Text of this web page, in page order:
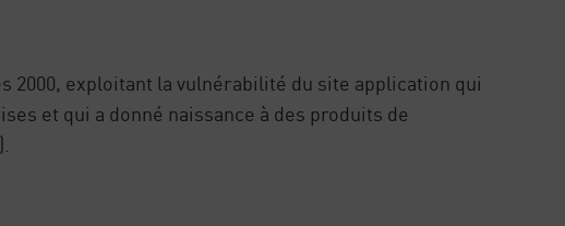
2000, exploitant la vulnérabilité du site application qui
et qui a donné naissance à des produits de